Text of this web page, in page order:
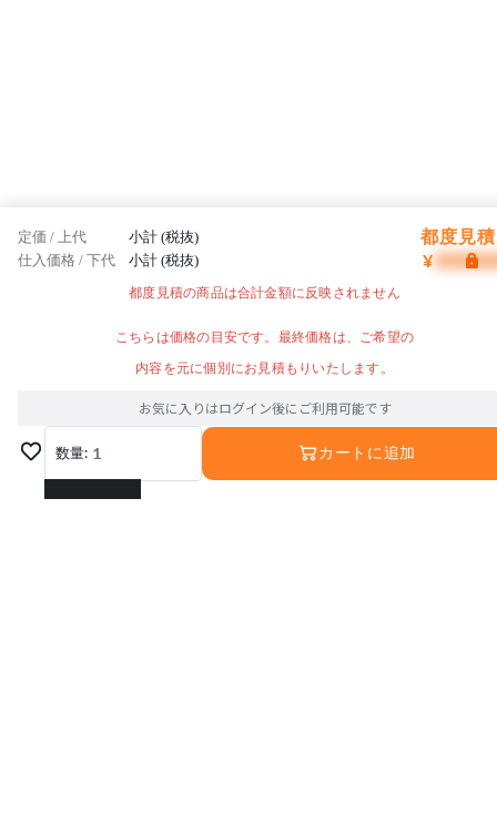
定価 / 上代 小計 (税抜) 都度見
仕入価格 / 下代 小計 (税抜) ¥
都度見積の商品は合計金額に反映されません
こちらは価格の目安です。最終価格は、ご希望の
内容を元に個別にお見積もりいたします。
お気に入りはログイン後にご利用可能です
数量: 1
1
カートに追加